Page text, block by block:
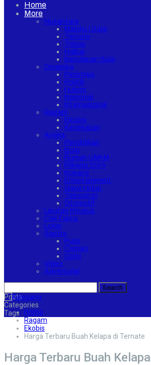
Home
More
Nusantara
Maluku Utara
Ternate
Tidore
Halbar
Kepulauan Sula
Dinamika
Peristiwa
Politik
Hukrim
Nasional
Internasional
Ragam
Ekobis
Kesehatan
Aneka
Pendidikan
Bola
Rumah UMKM
Pilkada 2024
Kokang
Entertainment
Gaya Hidup
Teknologi
Otomotif
Liputan Khusus
Cek Fakta
Loker
Sastra
Puisi
Cerpen
Opini
Video
Advertorial
Posts
Categories
Tags
Home
Ragam
Ekobis
Harga Terbaru Buah Kelapa di Ternate
Harga Terbaru Buah